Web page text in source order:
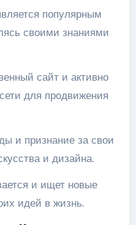
популярным
своими знаниями
сайт и активно
для продвижения
и признание за свои
и дизайна.
и ищет новые
идей в жизнь.